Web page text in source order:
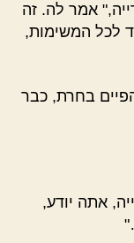
אמר לה. זה
לכל המשימות,
בחרת, כבר
אתה יודע,